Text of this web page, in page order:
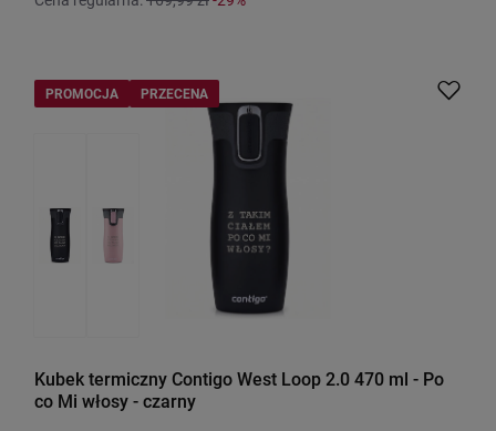
PROMOCJA PRZECENA
Kubek termiczny Contigo West Loop 2.0 470 ml - Po
co Mi włosy - czarny